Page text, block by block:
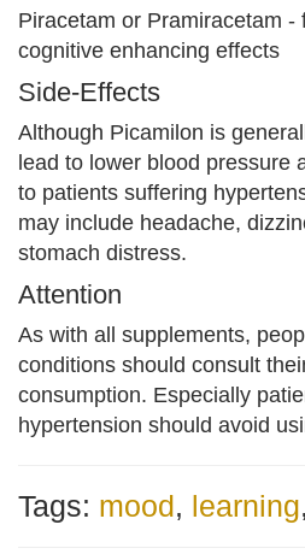
Piracetam or Pramiracetam -
cognitive enhancing effects
Side-Effects
Although Picamilon is
lead to lower blood pressure
to patients suffering
may include headache,
stomach distress.
Attention
As with all supplements,
conditions should consult
consumption. Especially
hypertension should avoid
Tags: mood, learning,